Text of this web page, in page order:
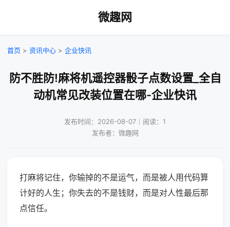
微趣网
首页 > 资讯中心 > 企业快讯
防不胜防!麻将机遥控器骰子点数设置_全自
动机常见改装位置在哪-企业快讯
发布时间：2026-08-07｜阅读：1
发布者：微趣网
打麻将记住，你输掉的不是运气，而是被人用代码算
计好的人生；你失去的不是钱财，而是对人性最后那
点信任。